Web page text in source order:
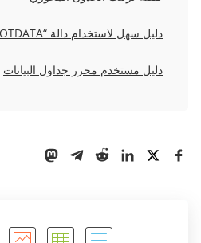
دليل سهل لاستخدام دالة “GETPIVOTDATA”
دليل مستخدم محرر جداول البيانات